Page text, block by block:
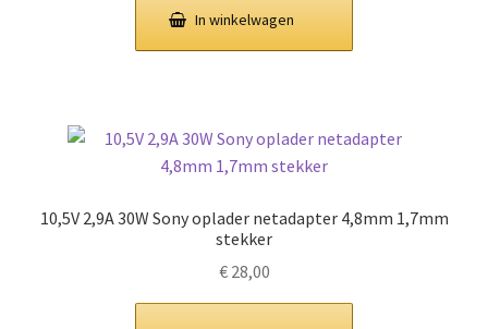
In winkelwagen
10,5V 2,9A 30W Sony oplader netadapter 4,8mm 1,7mm
stekker
€28,00